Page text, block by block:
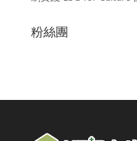
粉絲團